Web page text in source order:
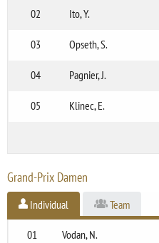
02 Ito, Y.
03 Opseth, S.
04 Pagnier, J.
05 Klinec, E.
Grand-Prix Damen
Individual Team
01 Vodan, N.